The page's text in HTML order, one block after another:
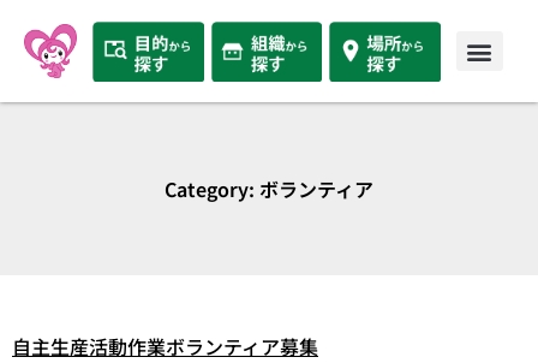
Category: ボランティア
自主生産活動作業ボランティア募集